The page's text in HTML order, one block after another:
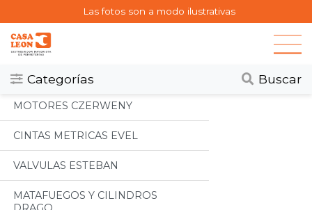
Las fotos son a modo ilustrativas
Categorías Buscar
Categorias
Todos
MOTORES CZERWENY
CINTAS METRICAS EVEL
VALVULAS ESTEBAN
MATAFUEGOS Y CILINDROS